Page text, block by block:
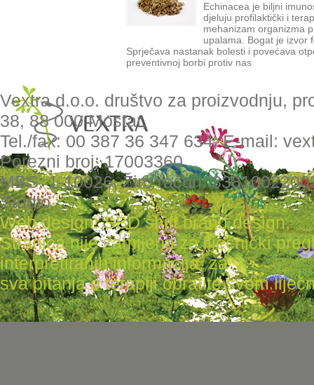
Echinacea je biljni
djeluju profilaktički i
mehanizam organizma
upalama. Bogat je izvor
Sprječava nastanak bolesti i povećava
preventivnoj borbi protiv nas
Vextra d.o.o. društvo za proizvodnju,
38, 88 000 Mostar,
Tel./fax: 00 387 36 347 634, E-mail:
Porezni broj: 17003360
MBS: 1-10026, Žiro račun:
Studio
Web design: SBD shift brand design,
Stranica nije zamijena za liječnički
interpretiranih informacija, za
sva pitanja o terapiji obratite svom